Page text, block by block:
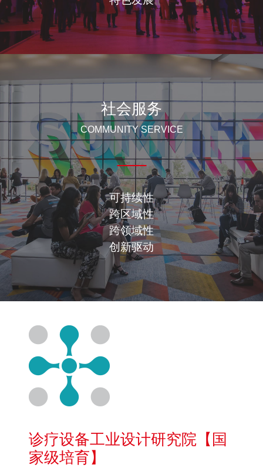
社会服务
COMMUNITY SERVICE
可持续性
跨区域性
跨领域性
创新驱动
诊疗设备工业设计研究院【国
家级培育】